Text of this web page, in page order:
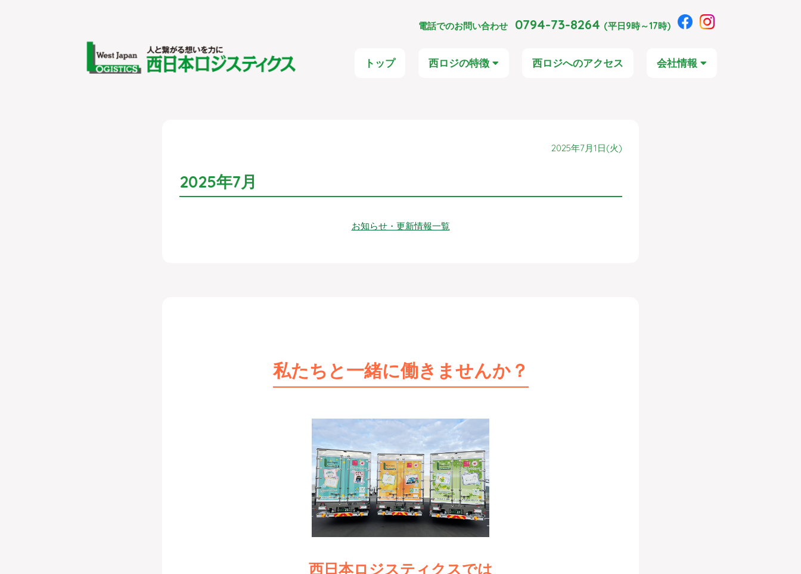
電話でのお問い合わせ 0794-73-8264 (平日9時～17時)
トップ 西ロジの特徴 西ロジへのアクセス 会社情報
2025年7月1日(火)
2025年7月
お知らせ・更新情報一覧
私たちと一緒に働きませんか？
西日本ロジスティクスでは